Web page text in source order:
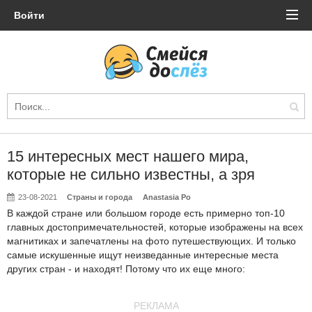
Войти
15 интересных мест нашего мира,
которые не сильно известны, а зря
23-08-2021 Страны и города Anastasia Po
В каждой стране или большом городе есть примерно топ-10
главных достопримечательностей, которые изображены на всех
магнитиках и запечатлены на фото путешествующих. И только
самые искушенные ищут неизведанные интересные места
других стран - и находят! Потому что их еще много:
РЕКЛАМА